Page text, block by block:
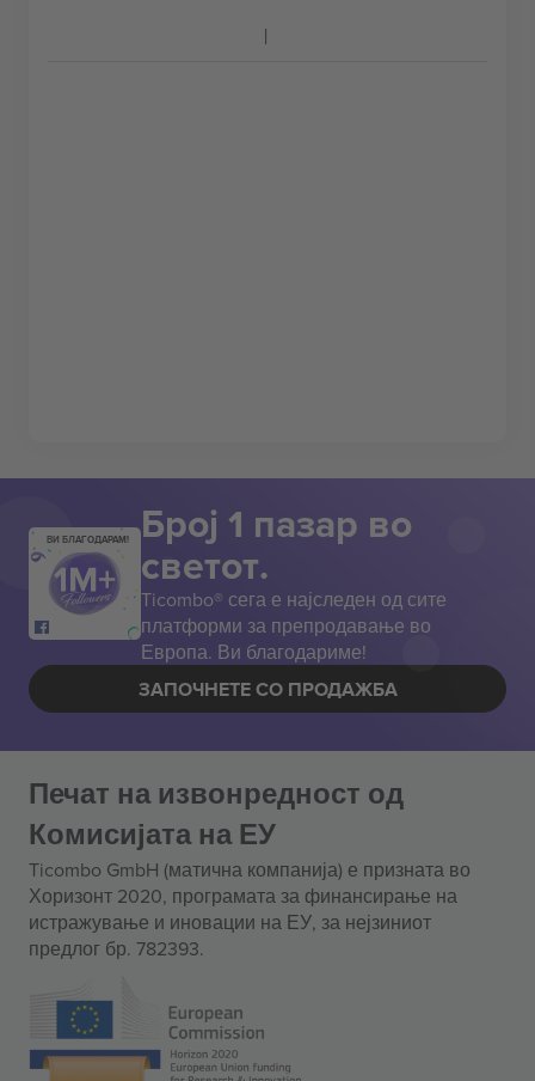
ВИ БЛАГОДАРАМ! Број 1 пазар во
светот.
Ticombo® сега е најследен од сите
платформи за препродавање во
Европа. Ви благодариме!
ЗАПОЧНЕТЕ СО ПРОДАЖБА
Печат на извонредност од
Комисијата на ЕУ
Ticombo GmbH (матична компанија) е призната во
Хоризонт 2020, програмата за финансирање на
истражување и иновации на ЕУ, за нејзиниот
предлог бр. 782393.